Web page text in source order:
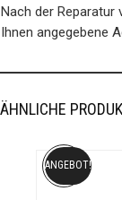
Nach der Reparatur
Ihnen angegebene
ÄHNLICHE
ANGEBOT!